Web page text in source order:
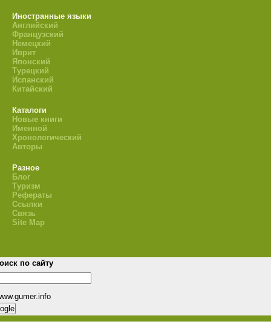
Иностранные языки
Английский
Французский
Немецкий
Иврит
Японский
Турецкий
Испанский
Китайский
Каталоги
Новые книги
Именной
Хронологический
Авторы
Разное
Блог
Туризм
Рефераты
Ссылки
Связь
Site Map
по сайту